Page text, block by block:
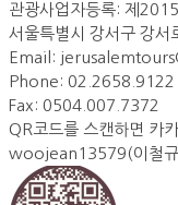
관광사업자등록: 제
서울특별시 강서구 강
Email:
Phone: 02.2658.9122
Fax: 0504.007.7372
QR코드를 스캔하면 카
woojean13579(이철